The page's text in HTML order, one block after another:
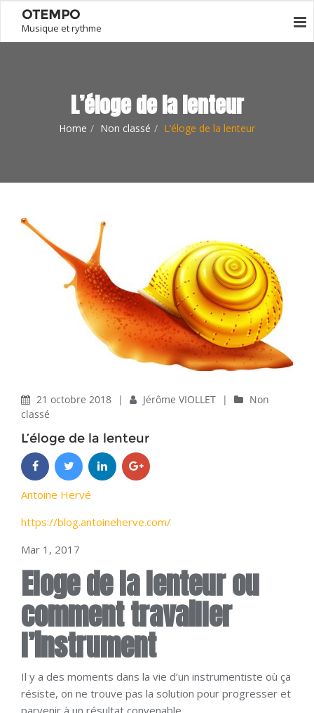
OTEMPO
Musique et rythme
L’éloge de la lenteur
Home Non classé L’éloge de la lenteur
21 octobre 2018 | Jérôme VIOLLET |
Non
classé
L’éloge de la lenteur
Antoine Hervé
https://blog.antoineherve.com/
Mar 1, 2017
Eloge de la lenteur ou
comment travailler
l’instrument
Il y a des moments dans la vie d’un instrumentiste où ça
résiste, on ne trouve pas la solution pour progresser et
parvenir à un résultat convenable.